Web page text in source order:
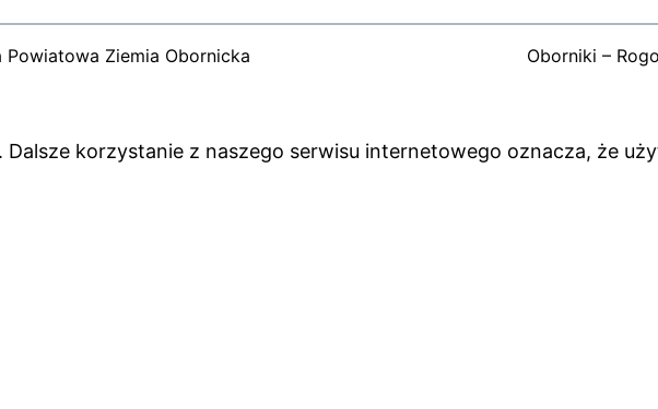
Powiatowa Ziemia Obornicka Oborniki –
korzystanie z naszego serwisu internetowego oznacza, że